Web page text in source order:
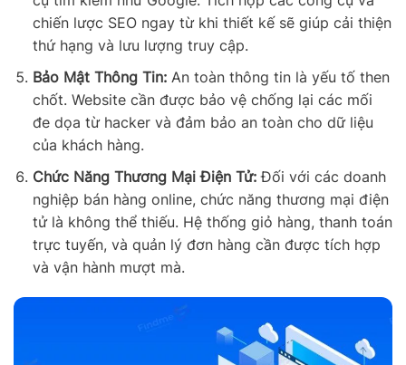
chiến lược SEO ngay từ khi thiết kế sẽ giúp cải thiện
thứ hạng và lưu lượng truy cập.
Bảo Mật Thông Tin:An toàn thông tin là yếu tố then
chốt. Website cần được bảo vệ chống lại các mối
đe dọa từ hacker và đảm bảo an toàn cho dữ liệu
của khách hàng.
Chức Năng Thương Mại Điện Tử:Đối với các doanh
nghiệp bán hàng online, chức năng thương mại điện
tử là không thể thiếu. Hệ thống giỏ hàng, thanh toán
trực tuyến, và quản lý đơn hàng cần được tích hợp
và vận hành mượt mà.